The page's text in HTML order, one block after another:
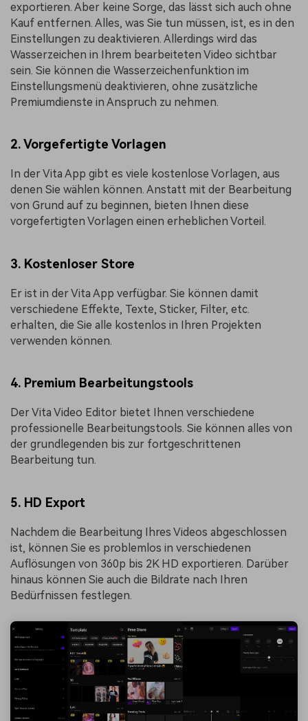
exportieren. Aber keine Sorge, das lässt sich auch ohne
Kauf entfernen. Alles, was Sie tun müssen, ist, es in den
Einstellungen zu deaktivieren. Allerdings wird das
Wasserzeichen in Ihrem bearbeiteten Video sichtbar
sein. Sie können die Wasserzeichenfunktion im
Einstellungsmenü deaktivieren, ohne zusätzliche
Premiumdienste in Anspruch zu nehmen.
2. Vorgefertigte Vorlagen
In der Vita App gibt es viele kostenlose Vorlagen, aus
denen Sie wählen können. Anstatt mit der Bearbeitung
von Grund auf zu beginnen, bieten Ihnen diese
vorgefertigten Vorlagen einen erheblichen Vorteil.
3. Kostenloser Store
Er ist in der Vita App verfügbar. Sie können damit
verschiedene Effekte, Texte, Sticker, Filter, etc.
erhalten, die Sie alle kostenlos in Ihren Projekten
verwenden können.
4. Premium Bearbeitungstools
Der Vita Video Editor bietet Ihnen verschiedene
professionelle Bearbeitungstools. Sie können alles von
der grundlegenden bis zur fortgeschrittenen
Bearbeitung tun.
5. HD Export
Nachdem die Bearbeitung Ihres Videos abgeschlossen
ist, können Sie es problemlos in verschiedenen
Auflösungen von 360p bis 2K HD exportieren. Darüber
hinaus können Sie auch die Bildrate nach Ihren
Bedürfnissen festlegen.